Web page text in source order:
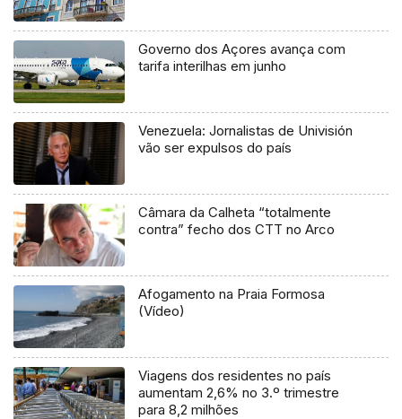
Governo dos Açores avança com
tarifa interilhas em junho
Venezuela: Jornalistas de Univisión
vão ser expulsos do país
Câmara da Calheta “totalmente
contra” fecho dos CTT no Arco
Afogamento na Praia Formosa
(Vídeo)
Viagens dos residentes no país
aumentam 2,6% no 3.º trimestre
para 8,2 milhões